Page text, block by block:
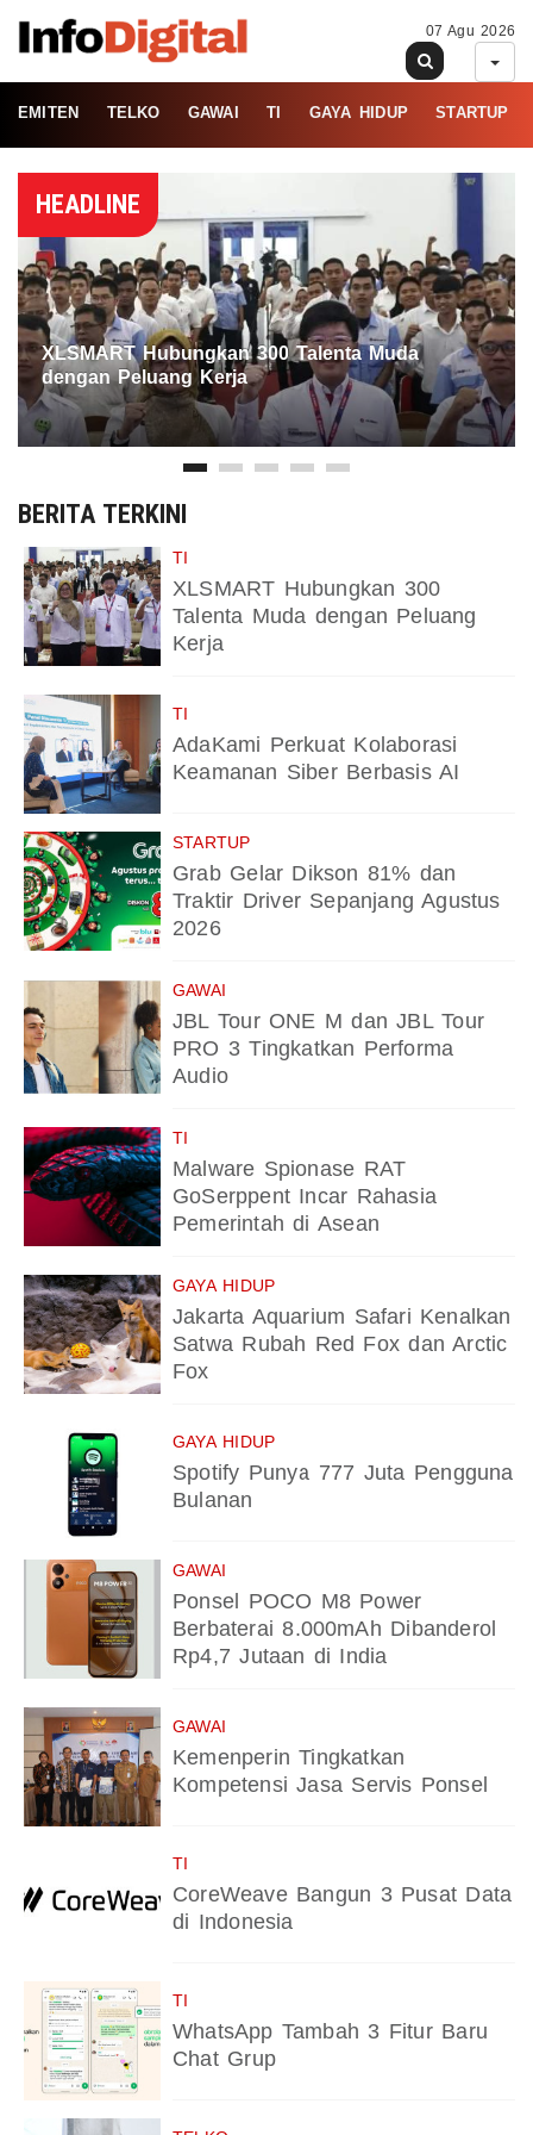
07 Agu 2026
EMITEN TELKO GAWAI TI GAYA HIDUP STARTUP
HEADLINE
XLSMART Hubungkan 300 Talenta Muda
dengan Peluang Kerja
BERITA TERKINI
TI
XLSMART Hubungkan 300
Talenta Muda dengan Peluang
Kerja
TI
AdaKami Perkuat Kolaborasi
Keamanan Siber Berbasis AI
STARTUP
Grab Gelar Dikson 81% dan
Traktir Driver Sepanjang Agustus
2026
GAWAI
JBL Tour ONE M dan JBL Tour
PRO 3 Tingkatkan Performa
Audio
TI
Malware Spionase RAT
GoSerppent Incar Rahasia
Pemerintah di Asean
GAYA HIDUP
Jakarta Aquarium Safari Kenalkan
Satwa Rubah Red Fox dan Arctic
Fox
GAYA HIDUP
Spotify Punya 777 Juta Pengguna
Bulanan
GAWAI
Ponsel POCO M8 Power
Berbaterai 8.000mAh Dibanderol
Rp4,7 Jutaan di India
GAWAI
Kemenperin Tingkatkan
Kompetensi Jasa Servis Ponsel
TI
CoreWeave Bangun 3 Pusat Data
di Indonesia
TI
WhatsApp Tambah 3 Fitur Baru
Chat Grup